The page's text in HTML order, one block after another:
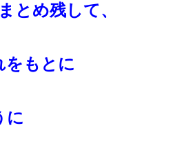
とめ残して、
をもとに
に